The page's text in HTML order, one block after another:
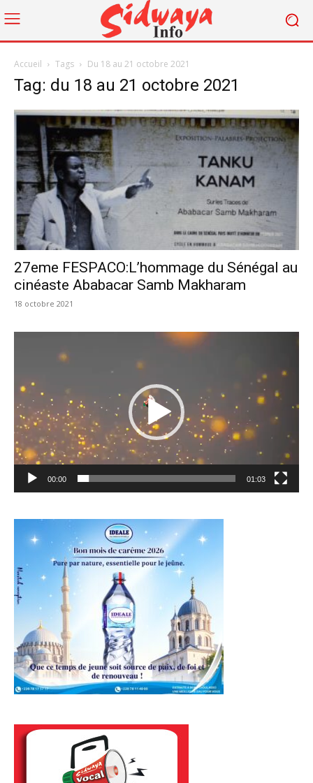
Accueil Tags Du 18 au 21 octobre 2021
Tag: du 18 au 21 octobre 2021
27eme FESPACO:L’hommage du Sénégal au
cinéaste Ababacar Samb Makharam
18 octobre 2021
00:00 01:03